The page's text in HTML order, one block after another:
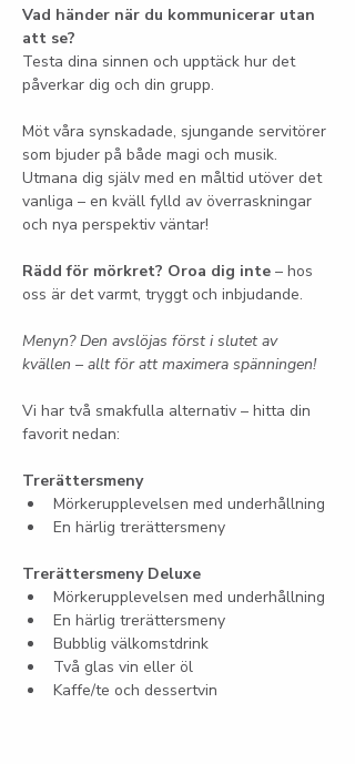
Vad händer när du kommunicerar utan
att se?
Testa dina sinnen och upptäck hur det
påverkar dig och din grupp.
Möt våra synskadade, sjungande servitörer
som bjuder på både magi och musik.
Utmana dig själv med en måltid utöver det
vanliga – en kväll fylld av överraskningar
och nya perspektiv väntar!
Rädd för mörkret? Oroa dig inte – hos
oss är det varmt, tryggt och inbjudande.
Menyn? Den avslöjas först i slutet av
kvällen – allt för att maximera spänningen!
Vi har två smakfulla alternativ – hitta din
favorit nedan:
Trerättersmeny
Mörkerupplevelsen med underhållning
En härlig trerättersmeny
Trerättersmeny Deluxe
Mörkerupplevelsen med underhållning
En härlig trerättersmeny
Bubblig välkomstdrink
Två glas vin eller öl
Kaffe/te och dessertvin